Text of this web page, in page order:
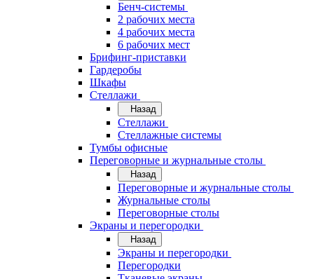
Бенч-системы
2 рабочих места
4 рабочих места
6 рабочих мест
Брифинг-приставки
Гардеробы
Шкафы
Стеллажи
Назад
Стеллажи
Стеллажные системы
Тумбы офисные
Переговорные и журнальные столы
Назад
Переговорные и журнальные столы
Журнальные столы
Переговорные столы
Экраны и перегородки
Назад
Экраны и перегородки
Перегородки